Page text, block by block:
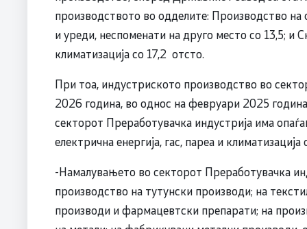
производството во одделите: Производство
и уреди, неспоменати на друго место со 13,5; и
климатизација со 17,2 отсто.
При тоа, индустриското производство во
2026 година, во однос на февруари 2025
секторот Преработувачка индустрија има
електрична енергија, гас, пареа и
-Намалувањето во секторот Преработувачка
производство на тутунски производи; на
производи и фармацевтски препарати; на